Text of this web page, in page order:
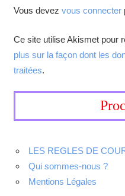
Vous devez vous connecter
Ce site utilise Akismet pour
plus sur la façon dont les
traitées.
LES REGLES DE
Qui sommes-nous ?
Mentions Légales